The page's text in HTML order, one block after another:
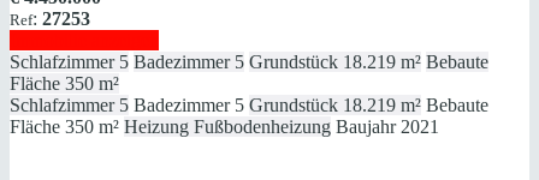
Ref: 27253
Schlafzimmer 5 Badezimmer 5 Grundstück 18.219 m² Bebaute
Fläche 350 m²
Schlafzimmer 5 Badezimmer 5 Grundstück 18.219 m² Bebaute
Fläche 350 m² Heizung Fußbodenheizung Baujahr 2021